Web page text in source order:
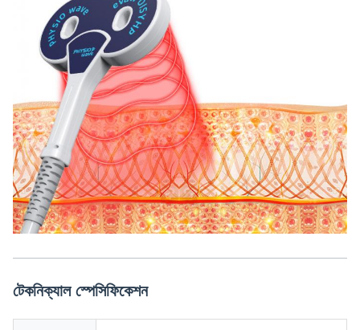
টেকনিক্যাল স্পেসিফিকেশন